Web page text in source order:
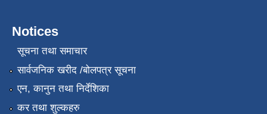
Notices
सूचना तथा समाचार
सार्वजनिक खरीद /बोलपत्र सूचना
एन, कानुन तथा निर्देशिका
कर तथा शुल्कहरु